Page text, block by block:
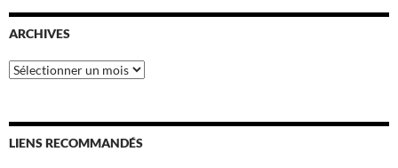
ARCHIVES
Archives
LIENS RECOMMANDÉS